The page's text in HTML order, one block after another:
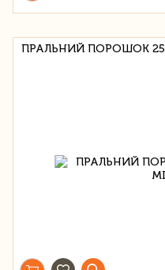
ПРАЛЬНИЙ ПОРОШОК